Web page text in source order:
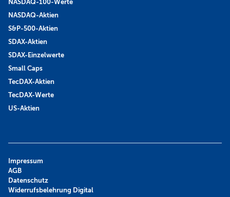
NASDAQ-100-Werte
NASDAQ-Aktien
S&P-500-Aktien
SDAX-Aktien
SDAX-Einzelwerte
Small Caps
TecDAX-Aktien
TecDAX-Werte
US-Aktien
Impressum
AGB
Datenschutz
Widerrufsbelehrung Digital